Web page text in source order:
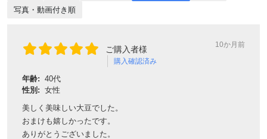
写真・動画付き順
ご購入者様
購入確認済み
10か月前
年齢: 40代
性別: 女性
美しく美味しい大豆でした。
おまけも嬉しかったです。
ありがとうございました。